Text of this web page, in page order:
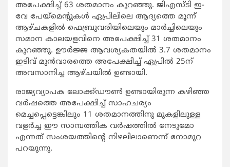
അപേക്ഷിച്ച് 63 ശതമാനം കുറഞ്ഞു. ജിഎസ്ടി ഇ-
വേ പേയ്മെന്‍റുകള്‍ ഏപ്രിലിലെ ആദ്യത്തെ മൂന്ന്
ആഴ്ചകളില്‍ ഫെബ്രുവരിയിലെയും മാര്‍ച്ചിലെയും
സമാന കാലയളവിനെ അപേക്ഷിച്ച് 31 ശതമാനം
കുറഞ്ഞു. ഊര്‍ജ്ജ ആവശ്യകതയില്‍ 3.7 ശതമാനം
ഇടിവ് മുന്‍വാരത്തെ അപേക്ഷിച്ച് ഏപ്രില്‍ 25ന്
അവസാനിച്ച ആഴ്ചയില്‍ ഉണ്ടായി.
രാജ്യവ്യാപക ലോക്ക്ഡൗണ്‍ ഉണ്ടായിരുന്ന കഴിഞ്ഞ
വര്‍ഷത്തെ അപേക്ഷിച്ച് സാഹചര്യം
മെച്ചപ്പെട്ടെങ്കിലും 11 ശതമാനത്തിനു മുകളിലുള്ള
വളര്‍ച്ച ഈ സാമ്പത്തിക വര്‍ഷത്തില്‍ നേടുമോ
എന്നത് സംശയത്തിന്‍റെ നിഴലിലാണെന്ന് നോമുറ
പറയുന്നു.